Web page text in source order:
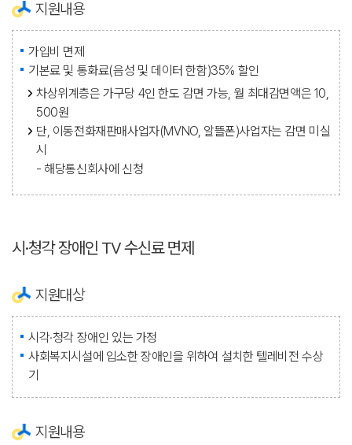
지원내용
가입비 면제
기본료 및 통화료(음성 및 데이터 한함)35% 할인
차상위계층은 가구당 4인 한도 감면 가능, 월 최대감면액은 10,
500원
단, 이동전화재판매사업자(MVNO, 알뜰폰)사업자는 감면 미실
시
- 해당통신회사에 신청
시·청각 장애인 TV 수신료 면제
지원대상
시각·청각 장애인 있는 가정
사회복지시설에 입소한 장애인을 위하여 설치한 텔레비전 수상
기
지원내용